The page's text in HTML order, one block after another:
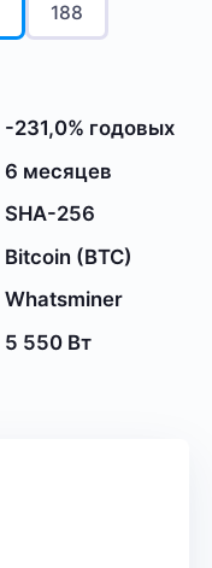
188
-231,0% годовых
6 месяцев
SHA-256
Bitcoin (BTC)
Whatsminer
5 550 Вт